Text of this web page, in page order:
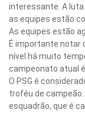
interessante. A
as equipes estão
As equipes estão
É importante notar
nível há muito
campeonato atual
O PSG é
troféu de
esquadrão, que é